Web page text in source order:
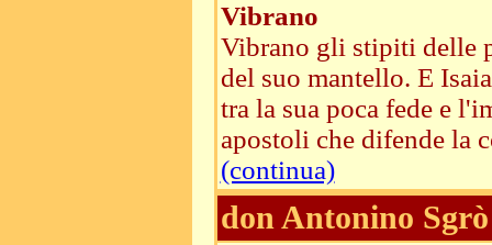
Vibrano
Vibrano gli stipiti delle
del suo mantello. E
tra la sua poca fede e
apostoli che difende la
(continua)
don Antonino Sgrò